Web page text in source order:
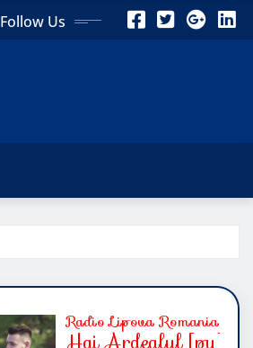
Follow Us